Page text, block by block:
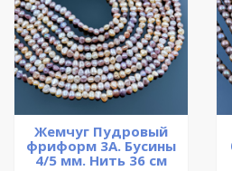
Жемчуг Пудровый
фриформ 3А. Бусины
4/5 мм. Нить 36 см